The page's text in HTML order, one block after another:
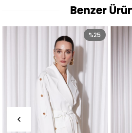
Benzer
%25